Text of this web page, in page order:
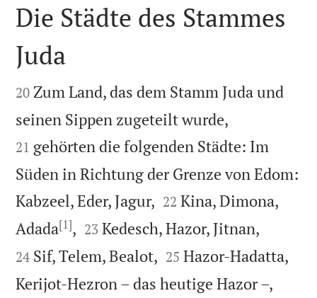

Die Städte des Stammes
Juda

20 Zum Land, das dem Stamm Juda und
seinen Sippen zugeteilt wurde,
21 gehörten die folgenden Städte: Im
Süden in Richtung der Grenze von Edom:
Kabzeel, Eder, Jagur, 

22 Kina, Dimona,
Adada[1], 

23 Kedesch, Hazor, Jitnan,
24 Sif, Telem, Bealot, 

25 Hazor-Hadatta,
Kerijot-Hezron – das heutige Hazor –,